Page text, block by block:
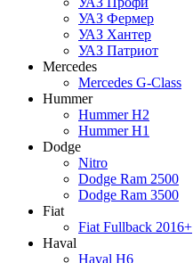
УАЗ Фермер
УАЗ Хантер
УАЗ Патриот
Mercedes
Mercedes G-Class
Hummer
Hummer H2
Hummer H1
Dodge
Nitro
Dodge Ram 2500
Dodge Ram 3500
Fiat
Fiat Fullback 2016+
Haval
Haval H6